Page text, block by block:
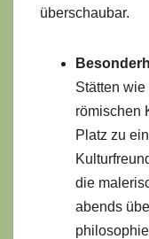
überschaubar.
Stätten
römischen
Platz zu
die
abends